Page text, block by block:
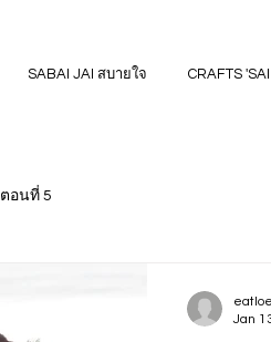
SABAI JAI สบายใจ CRAFTS
ตอนที่ 5
Jan